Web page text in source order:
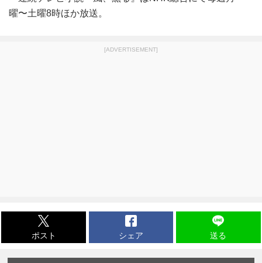
曜〜土曜8時ほか放送。
[ADVERTISEMENT]
ポスト シェア 送る